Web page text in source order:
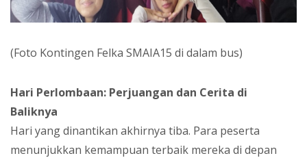
(Foto Kontingen Felka SMAIA15 di dalam bus)
Hari Perlombaan: Perjuangan dan Cerita di
Baliknya
Hari yang dinantikan akhirnya tiba. Para peserta
menunjukkan kemampuan terbaik mereka di depan